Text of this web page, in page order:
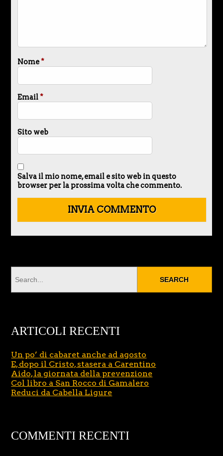
Nome*
Email*
Sito web
Salva il mio nome, email e sito web in questo
browser per la prossima volta che commento.
ARTICOLI RECENTI
Un po’ di cabaret anche ad agosto
E, dopo il Cristo, stasera a Carentino
Aido, la giornata della prevenzione
Col libro a San Rocco di Gamalero
Reduci da Cabella Ligure
COMMENTI RECENTI